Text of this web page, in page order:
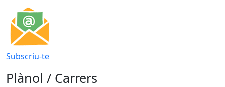
Subscriu-te
Plànol / Carrers